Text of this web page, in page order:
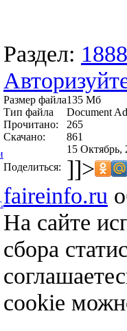
Раздел: 1888
Размер файла135 Мб
Тип файла
Document
Прочитано:
265
Скачано:
861
15 Октябрь,
Поделиться: ]]>
faireinfo.ru
На сайте
сбора
cookie